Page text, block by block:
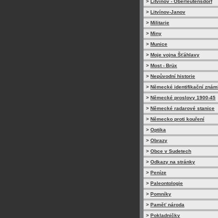
>
Litvínov - Oberleutensdorf
> Litvínov-Janov
> Militarie
> Miny
> Munice
> Moje vojna Šťáhlavy
> Most - Brüx
> Nepůvodní historie
> Německé identifikační
> Německé proslovy 1900-45
> Německé radarové stanice
> Německo proti kouření
> Optika
> Obrazy
> Obce v Sudetech
> Odkazy na stránky
> Peníze
> Paleontologie
> Pomníky
> Paměť národa
> Pokladničky